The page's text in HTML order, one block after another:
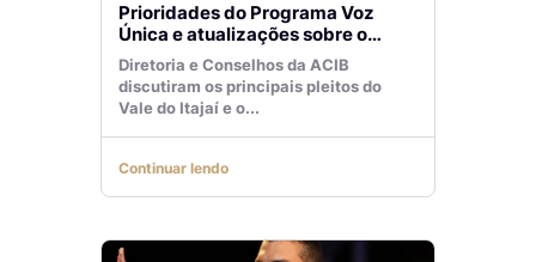
Prioridades do Programa Voz
Única e atualizações sobre o
Aeroporto de Navegantes são
temas de reunião na ACIB
Diretoria e Conselhos da ACIB
discutiram os principais pleitos do
Vale do Itajaí e o...
Continuar lendo